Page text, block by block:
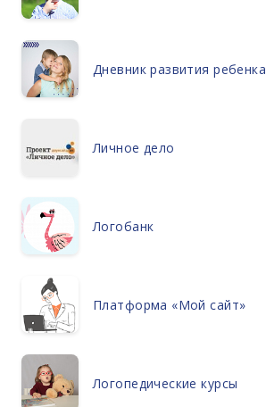
Дневник развития ребенка
Личное дело
Логобанк
Платформа «Мой сайт»
Логопедические курсы